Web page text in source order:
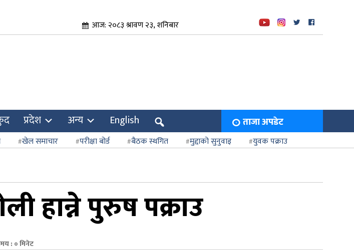
आज: २०८३ श्रावण २३, शनिबार
प्रदेश अन्य English ताजा अपडेट
खेल समाचार परीक्षा बोर्ड बैठक स्थगित मुद्दाको सुनुवाइ
युवक पक्राउ
हान्ने पुरुष पक्राउ
: ० मिनेट